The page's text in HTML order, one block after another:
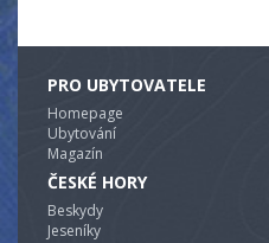
PRO UBYTOVATELE
Homepage
Ubytování
Magazín
ČESKÉ HORY
Beskydy
Jeseníky